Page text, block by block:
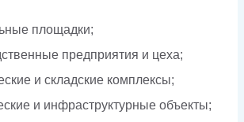
площадки;
предприятия и цеха;
и складские комплексы;
и инфраструктурные объекты;